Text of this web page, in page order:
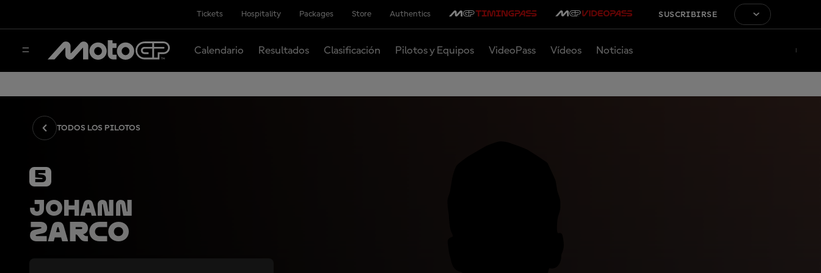
Tickets Hospitality Packages Store Authentics SUSCRIBIRSE
Calendario Resultados Clasificación Pilotos y Equipos VideoPass Vídeos Noticias
TODOS LOS PILOTOS
5
Johann
Zarco